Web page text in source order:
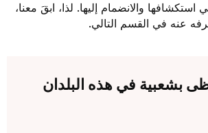
والانضمام إليها. لذا، ابقَ معنا،
عنه في القسم التالي.